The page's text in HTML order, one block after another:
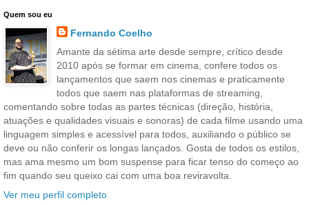
Quem sou eu
Fernando Coelho
Amante da sétima arte desde sempre, crítico desde
2010 após se formar em cinema, confere todos os
lançamentos que saem nos cinemas e praticamente
todos que saem nas plataformas de streaming,
comentando sobre todas as partes técnicas (direção, história,
atuações e qualidades visuais e sonoras) de cada filme usando uma
linguagem simples e acessível para todos, auxiliando o público se
deve ou não conferir os longas lançados. Gosta de todos os estilos,
mas ama mesmo um bom suspense para ficar tenso do começo ao
fim quando seu queixo cai com uma boa reviravolta.
Ver meu perfil completo